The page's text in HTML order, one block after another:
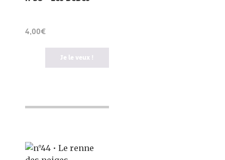
4,00€
Je le veux !